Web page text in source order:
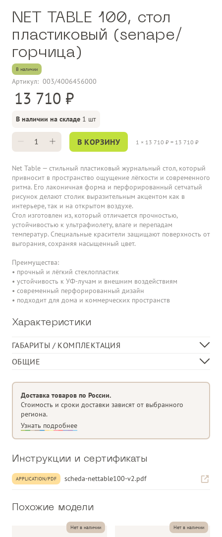
NET TABLE 100, стол
пластиковый (senape/
горчица)
В наличии
Артикул: 003/4006456000
13 710
В наличии на складе 1 шт
В КОРЗИНУ 1 × 13 710 ₽ = 13 710 ₽
Net Table — стильный пластиковый журнальный стол, который
привносит в пространство ощущение лёгкости и современного
ритма. Его лаконичная форма и перфорированный сетчатый
рисунок делают столик выразительным акцентом как в
интерьере, так и на открытом воздухе.
Стол изготовлен из, который отличается прочностью,
устойчивостью к ультрафиолету, влаге и перепадам
температур. Специальные красители защищают поверхность от
выгорания, сохраняя насыщенный цвет.
Преимущества:
• прочный и лёгкий стеклопластик
• устойчивость к УФ-лучам и внешним воздействиям
• современный перфорированный дизайн
• подходит для дома и коммерческих пространств
Характеристики
ГАБАРИТЫ / КОМПЛЕКТАЦИЯ
Длина, см
100
Высота, см
40
ОБЩИЕ
обработанное анти-УФ и окрашенное
Матовая отделка
Оснащен нескользящими ножками
Категория
Материал изделия
стеклопластик
плетения
Доставка товаров по России.
Стоимость и сроки доставки зависят от выбранного
региона.
Узнать подробнее
Инструкции и сертификаты
APPLICATION/PDF scheda-nettable100-v2.pdf
Похожие модели
Нет в наличии Нет в наличии